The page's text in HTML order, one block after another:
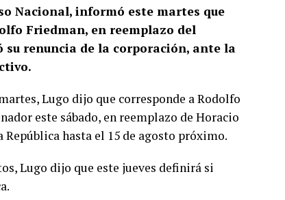
Nacional, informó este martes que
Friedman, en reemplazo del
renuncia de la corporación, ante la
Lugo dijo que corresponde a Rodolfo
este sábado, en reemplazo de Horacio
hasta el 15 de agosto próximo.
Lugo dijo que este jueves definirá si